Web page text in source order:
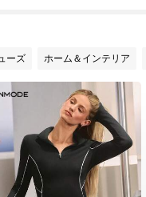
ーズ ホーム＆インテリア